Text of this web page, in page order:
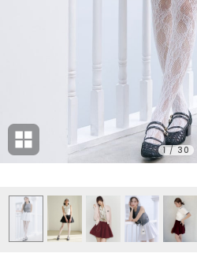
1/ 30